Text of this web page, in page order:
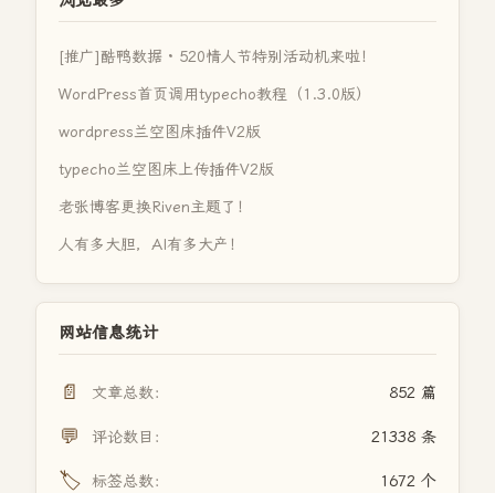
[推广]酷鸭数据 · 520情人节特别活动机来啦！
WordPress首页调用typecho教程（1.3.0版）
wordpress兰空图床插件V2版
typecho兰空图床上传插件V2版
老张博客更换Riven主题了！
人有多大胆，AI有多大产！
网站信息统计
📄 文章总数： 852 篇
💬 评论数目： 21338 条
🏷️ 标签总数： 1672 个